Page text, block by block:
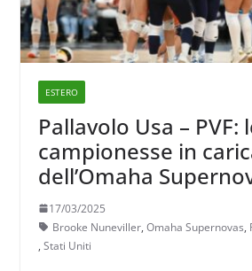
ESTERO
Pallavolo Usa – PVF:
campionesse in
dell’Omaha
sempre al vertice,
Nuneviller prima
fare 500 attacchi e
17/03/2025
Brooke Nuneviller, Omaha Supernovas,
, Stati Uniti